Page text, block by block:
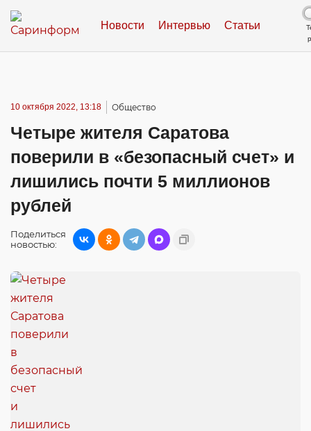
Новости Интервью Статьи
10 октября 2022, 13:18 Общество
Четыре жителя Саратова
поверили в «безопасный счет» и
лишились почти 5 миллионов
рублей
Поделиться
новостью: